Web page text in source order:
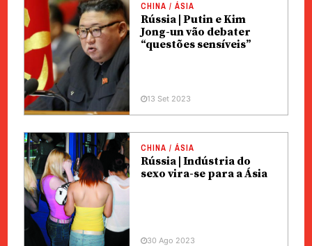
CHINA / ÁSIA
Rússia | Putin e Kim
Jong-un vão debater
“questões sensíveis”
13 Set 2023
CHINA / ÁSIA
Rússia | Indústria do
sexo vira-se para a Ásia
30 Ago 2023